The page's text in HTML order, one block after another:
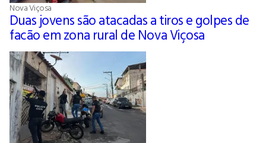
Nova Viçosa
Duas jovens são atacadas a tiros e golpes de
facão em zona rural de Nova Viçosa